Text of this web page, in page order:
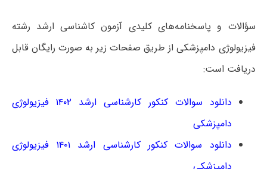
سؤالات و پاسخنامه‌های کلیدی آزمون کاشناسی ارشد رشته
فیزیولوژی دامپزشکی از طریق صفحات زیر به صورت رایگان قابل
دریافت است:
دانلود سوالات کنکور کارشناسی ارشد ۱۴۰۲ فیزیولوژی
دامپزشکی
دانلود سوالات کنکور کارشناسی ارشد ۱۴۰۱ فیزیولوژی